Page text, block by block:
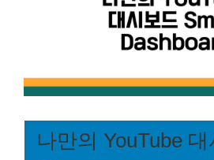
나만의 YouTube